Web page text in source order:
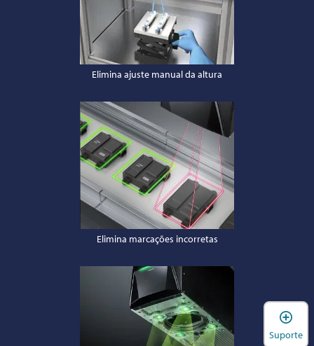
Elimina ajuste manual da altura
Elimina marcações incorretas
Suporte